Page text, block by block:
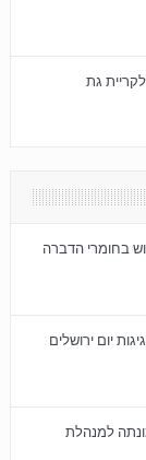
בחומרי הדברה
יום ירושלים
למנהלת